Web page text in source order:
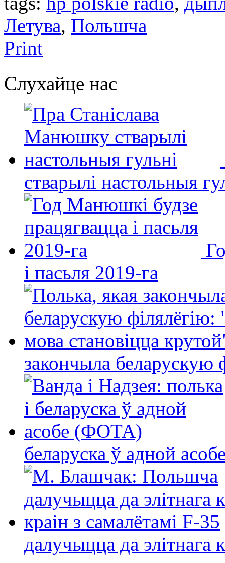
Летува, Польшчa
Print
Слухайце нас
стварылі настольныя
і пасьля 2019-га
закончыла беларускую
беларуска ў адной
далучыцца да элітнага